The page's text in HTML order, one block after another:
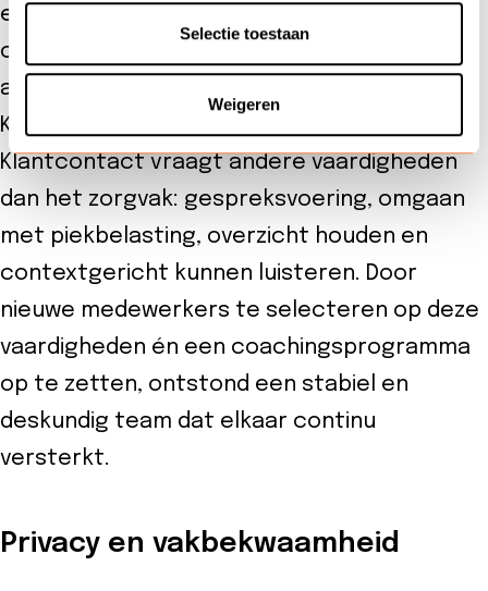
Selectie toestaan
Weigeren
een helder functieprofiel. Samen met CONI
ontwikkelde Van Voorthuysen een
assessment dat het profiel van de ideale
KICmedewerker scherp definieert.
Klantcontact vraagt andere vaardigheden
dan het zorgvak: gespreksvoering, omgaan
met piekbelasting, overzicht houden en
contextgericht kunnen luisteren. Door
nieuwe medewerkers te selecteren op deze
vaardigheden én een coachingsprogramma
op te zetten, ontstond een stabiel en
deskundig team dat elkaar continu
versterkt.
Privacy en vakbekwaamheid